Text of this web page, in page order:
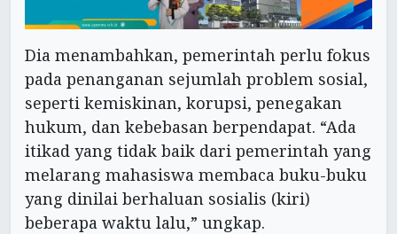
Dia menambahkan, pemerintah perlu fokus
pada penanganan sejumlah problem sosial,
seperti kemiskinan, korupsi, penegakan
hukum, dan kebebasan berpendapat. “Ada
itikad yang tidak baik dari pemerintah yang
melarang mahasiswa membaca buku-buku
yang dinilai berhaluan sosialis (kiri)
beberapa waktu lalu,” ungkap.